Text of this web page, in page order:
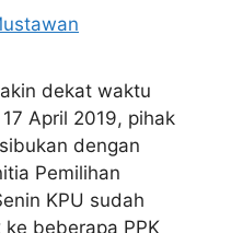
dekat waktu
April 2019, pihak
dengan
Pemilihan
KPU sudah
beberapa PPK